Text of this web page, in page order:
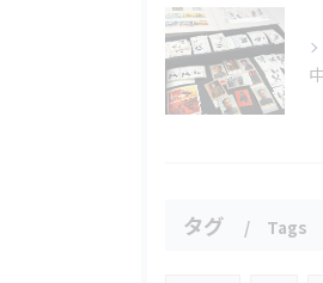
タグ Tags